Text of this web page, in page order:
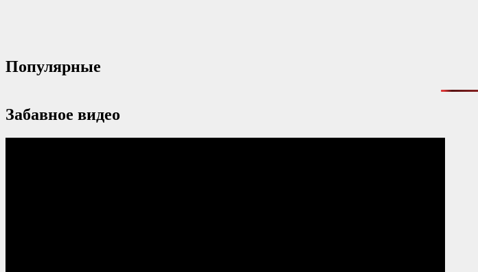
Популярные
Забавное видео